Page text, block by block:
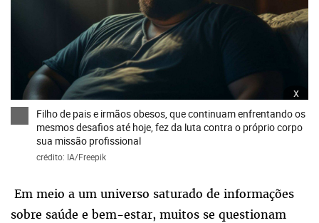
x
Filho de pais e irmãos obesos, que continuam enfrentando os
mesmos desafios até hoje, fez da luta contra o próprio corpo
sua missão profissional
crédito: IA/Freepik
Em meio a um universo saturado de informações
sobre saúde e bem-estar, muitos se questionam